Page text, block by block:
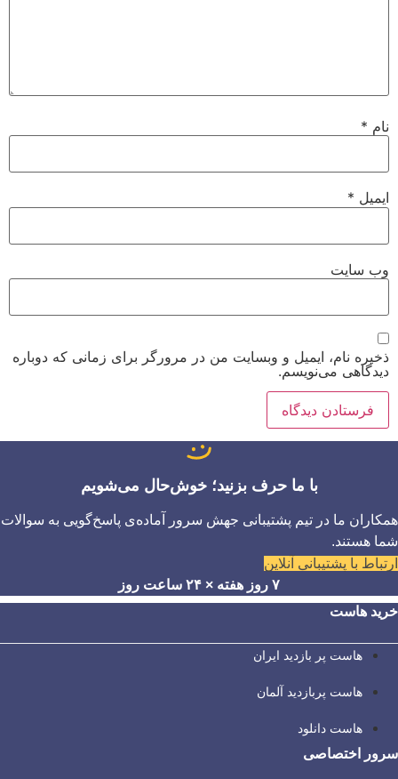
نام *
ایمیل *
وب‌ سایت
ذخیره نام، ایمیل و وبسایت من در مرورگر برای زمانی که دوباره
دیدگاهی می‌نویسم.
با ما حرف بزنید؛ خوش‌حال می‌شویم
همکاران ما در تیم پشتیبانی جهش سرور آماده‌ی پاسخ‌گویی به سوالات
شما هستند.
ارتباط با پشتیبانی آنلاین
۷ روز هفته × ۲۴ ساعت روز
خرید هاست
هاست پر بازدید ایران
هاست پربازدید آلمان
هاست دانلود
سرور اختصاصی